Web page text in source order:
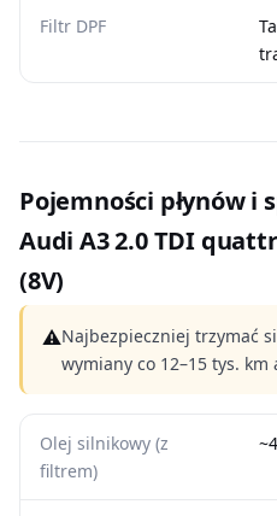
Filtr DPF
Pojemności płynów i
Audi A3 2.0 TDI
(8V)
⚠Najbezpieczniej trzymać
wymiany co 12–15 tys.
Olej silnikowy (z
filtrem)